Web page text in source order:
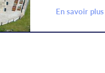
En savoir plus